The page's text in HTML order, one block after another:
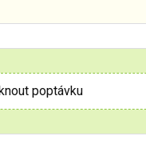
poptávku